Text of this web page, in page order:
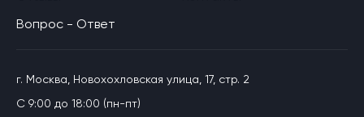
Вопрос - Ответ
г. Москва, Новохохловская улица, 17, стр. 2
C 9:00 до 18:00 (пн-пт)